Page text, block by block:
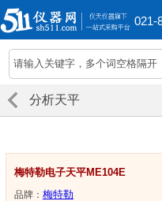
021-
分析天平
梅特勒电子天平ME104E
品牌： 梅特勒